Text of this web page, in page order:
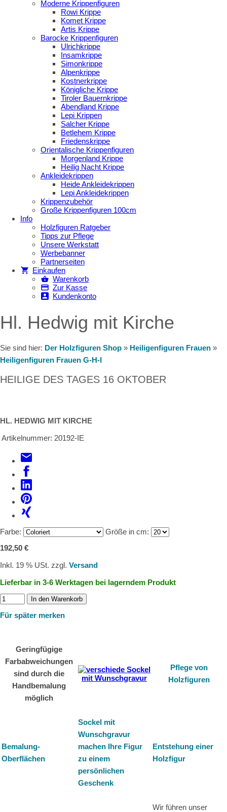
Moderne Krippenfiguren
Rowi Krippe
Komet Krippe
Artis Krippe
Barocke Krippenfiguren
Ulrichkrippe
Insamkrippe
Simonkrippe
Alpenkrippe
Kostnerkrippe
Königliche Krippe
Tiroler Bauernkrippe
Abendland Krippe
Lepi Krippen
Salcher Krippe
Betlehem Krippe
Friedenskrippe
Orientalische Krippenfiguren
Morgenland Krippe
Heilig Nacht Krippe
Ankleidekrippen
Heide Ankleidekrippen
Lepi Ankleidekrippen
Krippenzubehör
Große Krippenfiguren 100cm
Info
Holzfiguren Ratgeber
Tipps zur Pflege
Unsere Werkstatt
Werbebanner
Partnerseiten
Einkaufen
Warenkorb
Zur Kasse
Kundenkonto
Hl. Hedwig mit Kirche
Sie sind hier: Der Holzfiguren Shop » Heiligenfiguren Frauen »
Heiligenfiguren Frauen G-H-I
HEILIGE DES TAGES 16 OKTOBER
HL. HEDWIG MIT KIRCHE
Artikelnummer: 20192-IE
Farbe:
Größe in cm:
192,50 €
Inkl. 19 % USt. zzgl. Versand
Lieferbar in 3-6 Werktagen bei lagerndem Produkt
In den Warenkorb
Für später merken
Geringfügige
Farbabweichungen
sind durch die
Handbemalung
möglich
Pflege von
Holzfiguren
Bemalung-
Oberflächen
Sockel mit
Wunschgravur
machen Ihre Figur
zu einem
persönlichen
Geschenk
Entstehung einer
Holzfigur
Wir führen unser